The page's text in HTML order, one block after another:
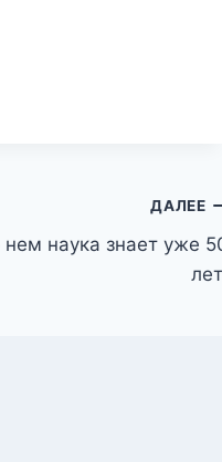
ДАЛЕЕ
нем наука знает уже